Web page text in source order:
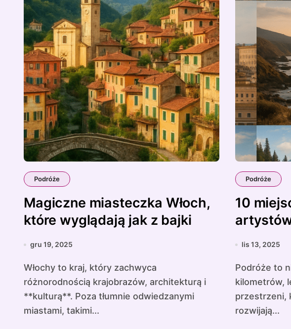
Podróże
Magiczne miasteczka Włoch,
które wyglądają jak z bajki
gru 19, 2025
Włochy to kraj, który zachwyca
różnorodnością krajobrazów, architekturą i
**kulturą**. Poza tłumnie odwiedzanymi
miastami, takimi...
Podróże
10
lis 13, 2025
Podróże to nie tylko przemierzanie kolejnych
kilometrów,
przestrzeni,
rozwijają...